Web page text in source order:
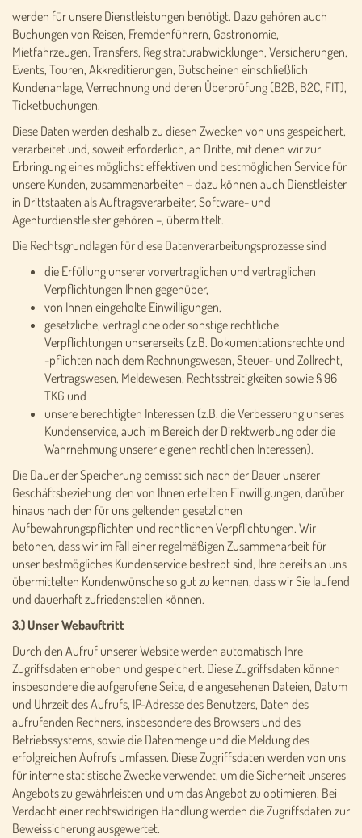
werden für unsere Dienstleistungen benötigt. Dazu gehören auch
Buchungen von Reisen, Fremdenführern, Gastronomie,
Mietfahrzeugen, Transfers, Registraturabwicklungen, Versicherungen,
Events, Touren, Akkreditierungen, Gutscheinen einschließlich
Kundenanlage, Verrechnung und deren Überprüfung (B2B, B2C, FIT),
Ticketbuchungen.
Diese Daten werden deshalb zu diesen Zwecken von uns gespeichert,
verarbeitet und, soweit erforderlich, an Dritte, mit denen wir zur
Erbringung eines möglichst effektiven und bestmöglichen Service für
unsere Kunden, zusammenarbeiten – dazu können auch Dienstleister
in Drittstaaten als Auftragsverarbeiter, Software- und
Agenturdienstleister gehören –, übermittelt.
Die Rechtsgrundlagen für diese Datenverarbeitungsprozesse sind
die Erfüllung unserer vorvertraglichen und vertraglichen
Verpflichtungen Ihnen gegenüber,
von Ihnen eingeholte Einwilligungen,
gesetzliche, vertragliche oder sonstige rechtliche
Verpflichtungen unsererseits (z.B. Dokumentationsrechte und
-pflichten nach dem Rechnungswesen, Steuer- und Zollrecht,
Vertragswesen, Meldewesen, Rechtsstreitigkeiten sowie § 96
TKG und
unsere berechtigten Interessen (z.B. die Verbesserung unseres
Kundenservice, auch im Bereich der Direktwerbung oder die
Wahrnehmung unserer eigenen rechtlichen Interessen).
Die Dauer der Speicherung bemisst sich nach der Dauer unserer
Geschäftsbeziehung, den von Ihnen erteilten Einwilligungen, darüber
hinaus nach den für uns geltenden gesetzlichen
Aufbewahrungspflichten und rechtlichen Verpflichtungen. Wir
betonen, dass wir im Fall einer regelmäßigen Zusammenarbeit für
unser bestmögliches Kundenservice bestrebt sind, Ihre bereits an uns
übermittelten Kundenwünsche so gut zu kennen, dass wir Sie laufend
und dauerhaft zufriedenstellen können.
3.) Unser Webauftritt
Durch den Aufruf unserer Website werden automatisch Ihre
Zugriffsdaten erhoben und gespeichert. Diese Zugriffsdaten können
insbesondere die aufgerufene Seite, die angesehenen Dateien, Datum
und Uhrzeit des Aufrufs, IP-Adresse des Benutzers, Daten des
aufrufenden Rechners, insbesondere des Browsers und des
Betriebssystems, sowie die Datenmenge und die Meldung des
erfolgreichen Aufrufs umfassen. Diese Zugriffsdaten werden von uns
für interne statistische Zwecke verwendet, um die Sicherheit unseres
Angebots zu gewährleisten und um das Angebot zu optimieren. Bei
Verdacht einer rechtswidrigen Handlung werden die Zugriffsdaten zur
Beweissicherung ausgewertet.